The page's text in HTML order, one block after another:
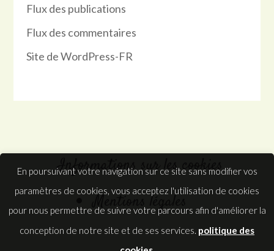
Flux des publications
Flux des commentaires
Site de WordPress-FR
Informations sur les cookies
Mentions légales
En poursuivant votre navigation sur ce site sans modifier vos
paramètres de cookies, vous acceptez l'utilisation de cookies
pour nous permettre de suivre votre parcours afin d'améliorer la
conception de notre site et de ses services. politique des